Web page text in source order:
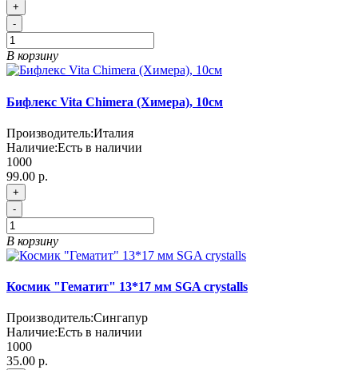
+
-
В корзину
Бифлекс Vita Chimera (Химера), 10см
Производитель:Италия
Наличие:Есть в наличии
1000
99.00 р.
+
-
В корзину
Космик "Гематит" 13*17 мм SGA crystalls
Производитель:Сингапур
Наличие:Есть в наличии
1000
35.00 р.